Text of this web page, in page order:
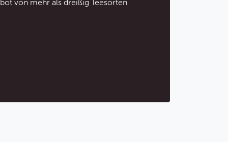
von mehr als dreißig Teesorten